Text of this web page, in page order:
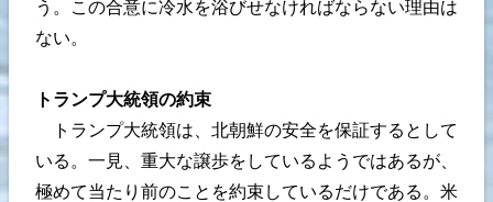
う。この合意に冷水を浴びせなければならない理由は
ない。
トランプ大統領の約束
トランプ大統領は、北朝鮮の安全を保証するとして
いる。一見、重大な譲歩をしているようではあるが、
極めて当たり前のことを約束しているだけである。米